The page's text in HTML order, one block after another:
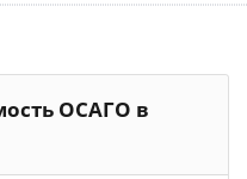
ОСАГО в